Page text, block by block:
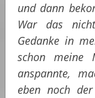
und dann
War das
Gedanke in
schon meine
anspannte,
eben noch